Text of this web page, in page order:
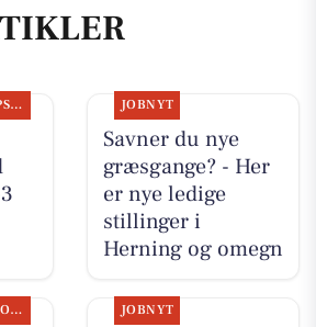
OPSLAGSTAVLEN JOBNYT
Savner du nye
græsgange? - Her
er nye ledige
stillinger i
Herning og omegn
SPONSORERET INDHOLD JOBNYT